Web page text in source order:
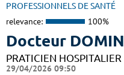
PROFESSIONNELS DE SANTÉ
relevance: 100%
Docteur
PRATICIEN HOSPITALIER
29/04/2026 09:50